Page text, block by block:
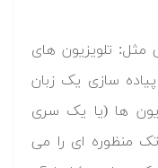
مثل: تلویزیون های
پیاده سازی یک زبان
ها (یا یک سری
منظوره ای را می